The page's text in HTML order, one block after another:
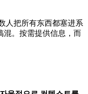
人把所有东西都塞进系
混。按需提供信息，而